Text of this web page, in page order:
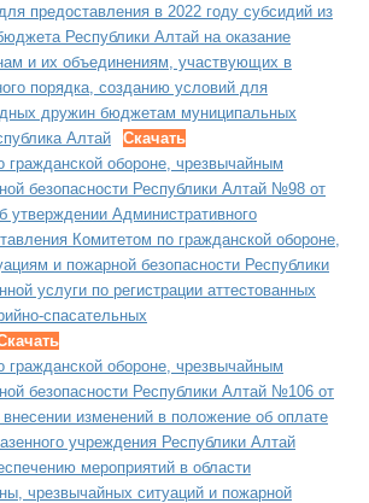
предоставления в 2022 году субсидий из
Республики Алтай на оказание
и их объединениям, участвующих в
порядка, созданию условий для
дружин бюджетам муниципальных
Алтай
Скачать
гражданской обороне, чрезвычайным
безопасности Республики Алтай №98 от
утверждении Административного
Комитетом по гражданской обороне,
и пожарной безопасности Республики
услуги по регистрации аттестованных
спасательных
гражданской обороне, чрезвычайным
безопасности Республики Алтай №106 от
изменений в положение об оплате
учреждения Республики Алтай
мероприятий в области
чрезвычайных ситуаций и пожарной